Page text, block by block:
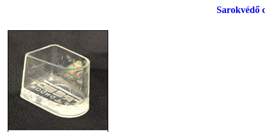
Sarokvédő